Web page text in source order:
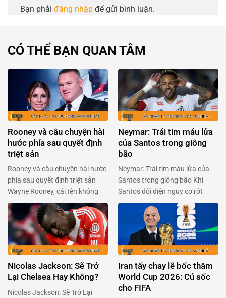
Bạn phải đăng nhập để gửi bình luận.
CÓ THỂ BẠN QUAN TÂM
Rooney và câu chuyện hài
hước phía sau quyết định
triệt sản
Rooney và câu chuyện hài hước
phía sau quyết định triệt sản
Wayne Rooney, cái tên không
chỉ gắn liền với Manchester
United mà còn là huyền thoại
của bóng đá Anh, đã khiến
người hâm mộ phải cười
nghiêng ngả với tiết lộ mới đây.
Trong một podcast của BBC
Sport, Rooney chia sẻ …
Neymar: Trái tim máu lửa
của Santos trong giông
bão
Neymar: Trái tim máu lửa của
Santos trong giông bão Khi
Santos đối diện nguy cơ rớt
hạng, Neymar đã khiến cả Brazil
phải thán phục với quyết định
táo bạo: trở lại sân cỏ dù đang
dính chấn thương nặng. Anh
không chỉ đơn thuần là một ngôi
sao bóng đá, mà còn là …
Nicolas Jackson: Sẽ Trở
Lại Chelsea Hay Không?
Nicolas Jackson: Sẽ Trở Lại
Iran tẩy chay lễ bốc thăm
World Cup 2026: Cú sốc
cho FIFA